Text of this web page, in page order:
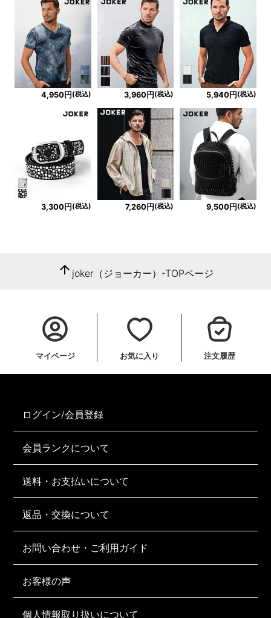
4,950円 (税込) 3,960円 (税込) 5,940円 (税込)
3,300円 (税込) 7,260円 (税込) 9,500円 (税込)
arrow_upward joker（ジョーカー）-TOPページ
マイページ お気に入り 注文履歴
ログイン/会員登録
会員ランクについて
送料・お支払いについて
返品・交換について
お問い合わせ・ご利用ガイド
お客様の声
個人情報取り扱いについて